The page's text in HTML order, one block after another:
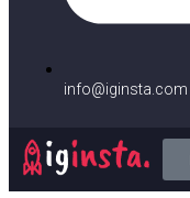
info@iginsta.com